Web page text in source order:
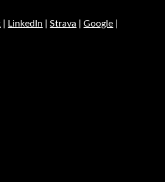
LinkedIn |Strava |Google